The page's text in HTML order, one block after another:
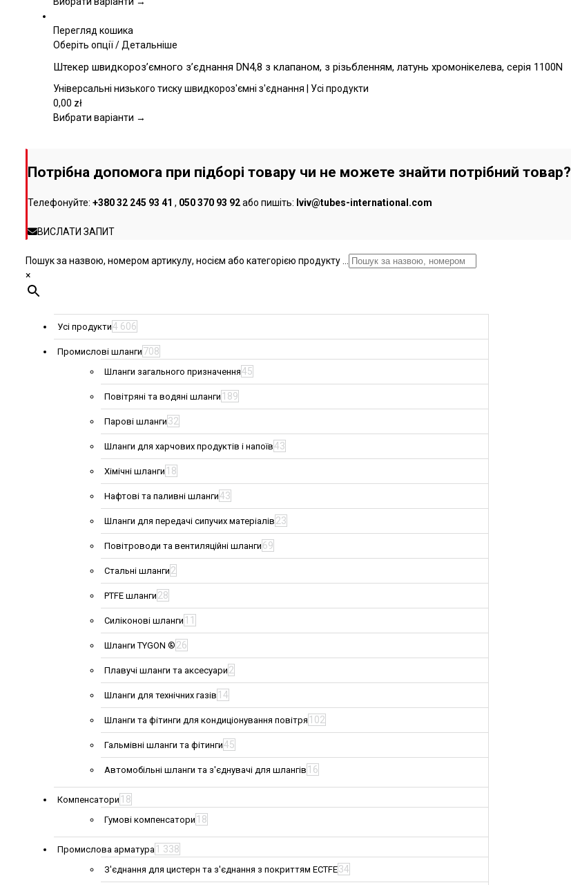
вибрати
на
товару
Перегляд кошика
Оберіть опції Цей
має
кілька
Параметри
сторінці
/Детальніше
Штекер швидкороз’ємного з’єднання DN4,8 з клапаном, з різьбленням, латунь хромонікелева, серія 1100N
Універсальні низького тиску швидкороз'ємні з'єднання | Усі продукти
0,00 zł
Вибрати варіанти →
Потрібна допомога при підборі товару чи не можете знайти потрібний товар?
Телефонуйте: +380 32 245 93 41 , 050 370 93 92або пишіть: lviv@tubes-international.com
ВИСЛАТИ ЗАПИТ
Пошук за назвою, номером артикулу, носієм або категорією продукту ...
×
Усі продукти4 606
Промислові шланги 708
Шланги загального призначення45
Повітряні та водяні шланги 189
Парові шланги 32
Шланги для харчових продуктів і напоїв43
Хімічні шланги 18
Нафтові та паливні шланги43
Шланги для передачі сипучих матеріалів 23
Повітроводи та вентиляційні шланги 69
Стальні шланги 2
PTFE шланги 28
Силіконові шланги 11
Шланги TYGON ® 26
Плавучі шланги та аксесуари 2
Шланги для технічних газів 14
Шланги та фітинги для кондиціонування повітря 102
Гальмівні шланги та фітинги45
Автомобільні шланги та з'єднувачі для шлангів 16
Компенсатори 18
Гумові компенсатори 18
Промислова арматура 1 338
З'єднання для цистерн та з'єднання з покриттям ECTFE34